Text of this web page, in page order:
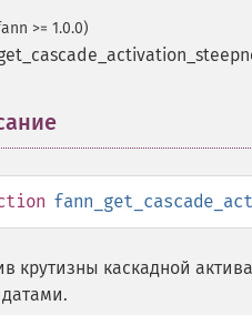
>= 1.0.0)
крутизны каскадной